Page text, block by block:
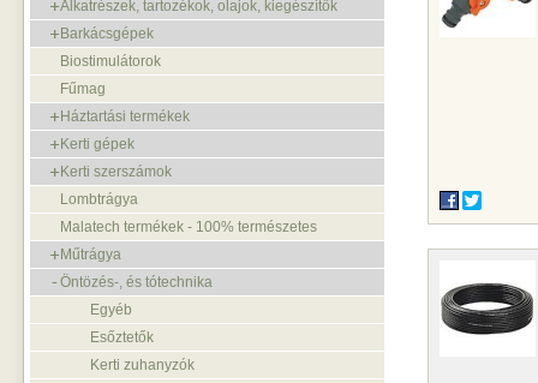
Alkatrészek, tartozékok, olajok, kiegészítők
Barkácsgépek
Biostimulátorok
Fűmag
Háztartási termékek
Kerti gépek
Kerti szerszámok
Lombtrágya
Malatech termékek - 100% természetes
Műtrágya
Öntözés-, és tótechnika
Egyéb
Esőztetők
Kerti zuhanyzók